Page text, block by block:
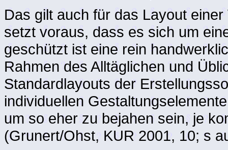
Das gilt auch für das Layout
setzt voraus, dass es sich um
geschützt ist eine rein
Rahmen des Alltäglichen und
Standardlayouts der
individuellen
um so eher zu bejahen sein, je
(Grunert/Ohst, KUR 2001, 10; s